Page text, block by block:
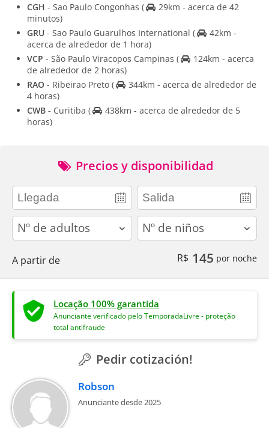
CGH - Sao Paulo Congonhas (
29km - acerca de 42
minutos)
GRU - Sao Paulo Guarulhos International (
42km -
acerca de alrededor de 1 hora)
VCP - São Paulo Viracopos Campinas (
124km - acerca
de alrededor de 2 horas)
RAO - Ribeirao Preto (
344km - acerca de alrededor de
4 horas)
CWB - Curitiba (
438km - acerca de alrededor de 5
horas)
Precios y disponibilidad
adults children
A partir de R$ 145 por noche
Locação 100% garantida
Anunciante verificado pelo TemporadaLivre - proteção
total antifraude
Pedir cotización!
Robson
Anunciante desde 2025